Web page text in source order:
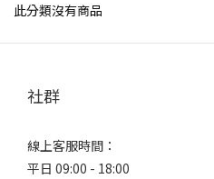
此分類沒有商品
社群
線上客服時間：
平日 09:00 - 18:00